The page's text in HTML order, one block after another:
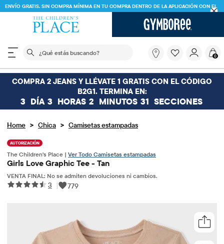
ENVÍO GRATIS. SIN COMPRA MÍNIMA EN TU COMPRA DENTRO DE LA APLICACIÓN CON EL
CÓDIGO
El siguiente campo de búsqueda filtra las
buscando?
0
COMPRA 2 JEANS Y LLÉVATE 1 GRATIS CON EL CÓDIGO
B2G1. TERMINA EN:
3 DÍA 3 HORAS 2 MINUTOS 31 SECCIONES
Home > Chica > Camisetas estampadas
AUTORIZACIÓN
The Children's Place | Ver Todo Camisetas estampadas
Girls Love Graphic Tee - Tan
VENTA FINAL: No se admiten devoluciones ni cambios.
3 | 779